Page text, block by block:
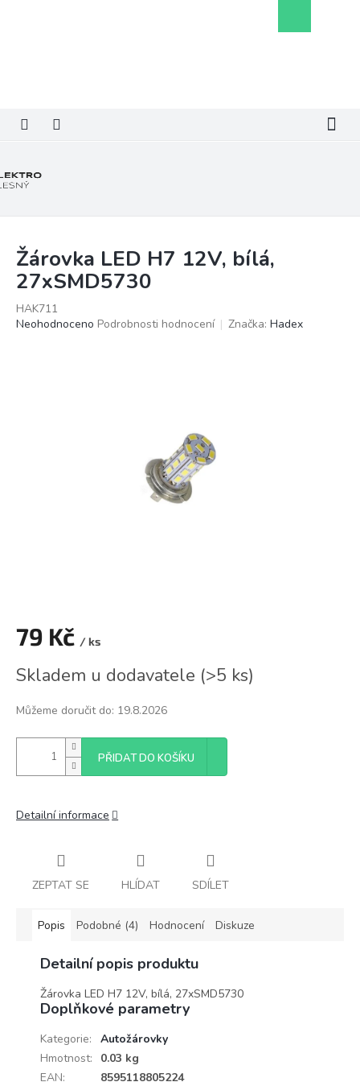
košík
Žárovka LED H7 12V, bílá,
27xSMD5730
HAK711
Průměrné
Neohodnoceno Podrobnosti hodnocení Značka: Hadex
79 Kč / ks
cena:
Skladem u dodavatele (>5 ks)
Můžeme doručit do: 19.8.2026
PŘIDAT DO KOŠÍKU
Detailní informace
ZEPTAT SE HLÍDAT SDÍLET
Popis Podobné (4) Hodnocení Diskuze
Detailní popis produktu
Žárovka LED H7 12V, bílá, 27xSMD5730
Doplňkové parametry
Kategorie:
Autožárovky
Hmotnost:
0.03 kg
EAN: 8595118805224